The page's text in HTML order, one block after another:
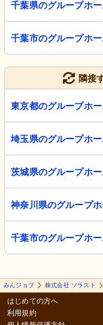
千葉県のグループホー
千葉市のグループホー
隣接
東京都のグループホー
埼玉県のグループホー
茨城県のグループホー
神奈川県のグループ
千葉市のグループホー
みんジョブ 株式会社 ソラスト
はじめての方へ
利用規約